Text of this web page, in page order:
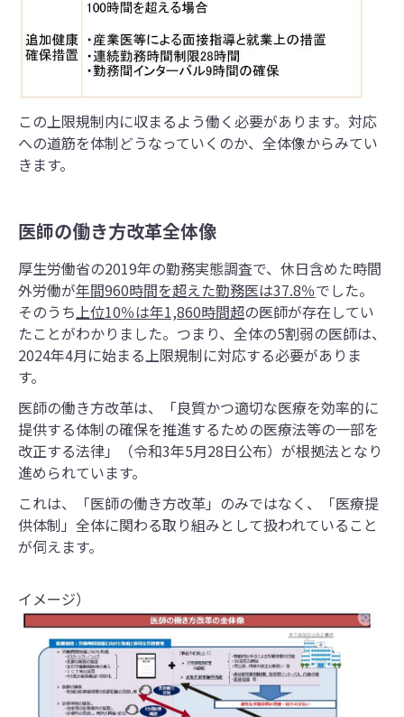
この上限規制内に収まるよう働く必要があります。対応
への道筋を体制どうなっていくのか、全体像からみてい
きます。
医師の働き方改革全体像
厚生労働省の2019年の勤務実態調査で、休日含めた時間
外労働が年間960時間を超えた勤務医は37.8％でした。
そのうち上位10％は年1,860時間超の医師が存在してい
たことがわかりました。つまり、全体の5割弱の医師は、
2024年4月に始まる上限規制に対応する必要がありま
す。
医師の働き方改革は、「良質かつ適切な医療を効率的に
提供する体制の確保を推進するための医療法等の一部を
改正する法律」（令和3年5月28日公布）が根拠法となり
進められています。
これは、「医師の働き方改革」のみではなく、「医療提
供体制」全体に関わる取り組みとして扱われていること
が伺えます。
イメージ）